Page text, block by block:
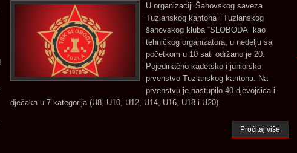
U organizaciji Šahovskog saveza
Tuzlanskog kantona i Tuzlanskog
šahovskog kluba “SLOBODA” kao
tehničkog organizatora, u nedelju sa
početkom u 10 sati održano je 20.
Pojedinačno kadetsko i juniorsko
prvenstvo Tuzlanskog kantona. Na
prvenstvu je nastupilo 40 djevojčica i
dječaka u 7 kategorija (U8, U10, U12, U14, U16, U18 i U20).
Pročitaj više